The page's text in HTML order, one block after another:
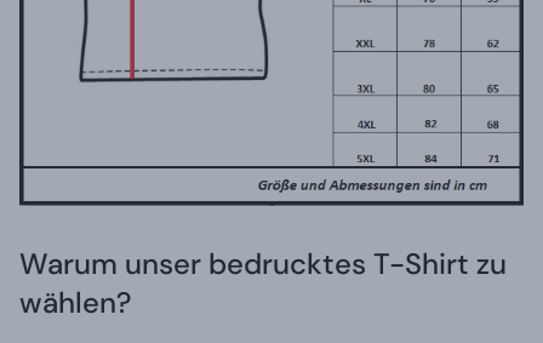
Warum unser bedrucktes T-Shirt zu
wählen?